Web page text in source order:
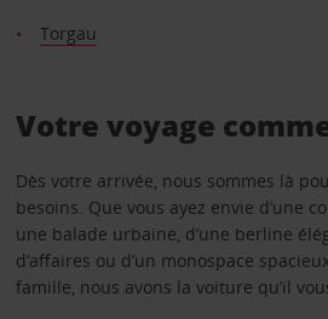
Torgau
Votre voyage
Dès votre arrivée, nous sommes là
besoins. Que vous ayez envie d’une
une balade urbaine, d’une berline
d’affaires ou d’un monospace
famille, nous avons la voiture qu’il